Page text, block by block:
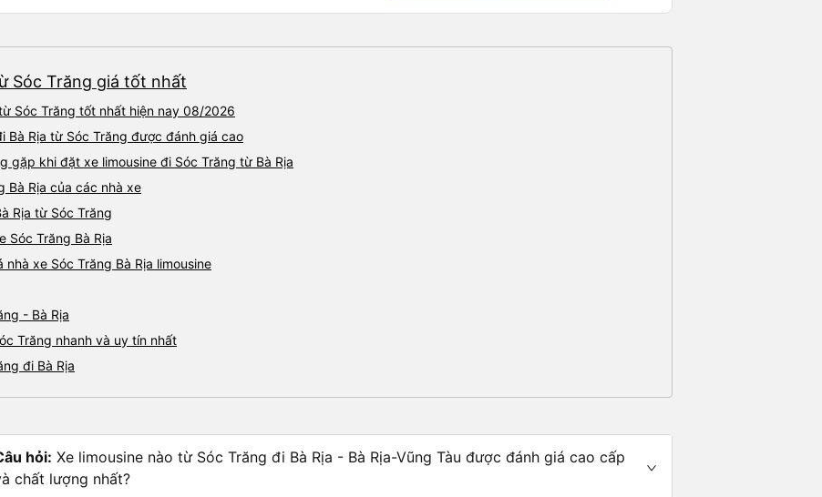
Sóc Trăng giá tốt nhất
Sóc Trăng tốt nhất hiện nay 08/2026
Bà Rịa từ Sóc Trăng được đánh giá cao
gặp khi đặt xe limousine đi Sóc Trăng từ Bà Rịa
Bà Rịa của các nhà xe
Rịa từ Sóc Trăng
Sóc Trăng Bà Rịa
xe Sóc Trăng Bà Rịa limousine
- Bà Rịa
Trăng nhanh và uy tín nhất
đi Bà Rịa
hỏi: Xe limousine nào từ Sóc Trăng đi Bà Rịa - Bà Rịa-Vũng Tàu được đánh giá cao cấp
chất lượng nhất?